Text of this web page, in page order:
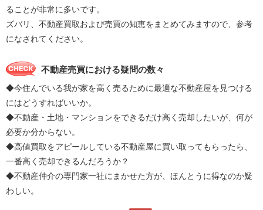
ることが非常に多いです。
ズバリ、不動産買取および売買の知恵をまとめてみますので、参考
になされてください。
不動産売買における疑問の数々
◆今住んでいる我が家を高く売るために最適な不動産屋を見つける
にはどうすればいいか。
◆不動産・土地・マンションをできるだけ高く売却したいが、何が
必要か分からない。
◆高値買取をアピールしている不動産屋に買い取ってもらったら、
一番高く売却できるんだろうか？
◆不動産仲介の専門家一社にまかせた方が、ほんとうに得なのか疑
わしい。